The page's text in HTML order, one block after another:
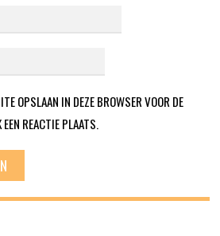
OPSLAAN IN DEZE BROWSER VOOR DE
EEN REACTIE PLAATS.